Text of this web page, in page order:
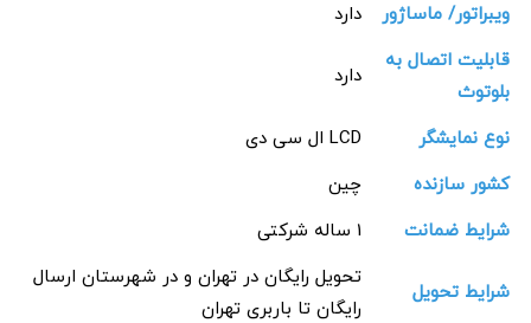
ویبراتور/ ماساژور
دارد
قابلیت اتصال به
بلوتوث
دارد
نوع نمایشگر
LCD ال سی دی
کشور سازنده
چین
شرایط ضمانت
1 ساله شرکتی
شرایط تحویل
تحویل رایگان در تهران و در شهرستان ارسال
رایگان تا باربری تهران